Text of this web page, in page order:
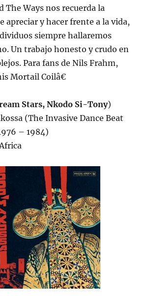
The Ways nos recuerda la
apreciar y hacer frente a la vida,
siempre hallaremos
Un trabajo honesto y crudo en
Para fans de Nils Frahm,
Mortail Coilâ€
Stars, Nkodo Si-Tony)
(The Invasive Dance Beat
– 1984)